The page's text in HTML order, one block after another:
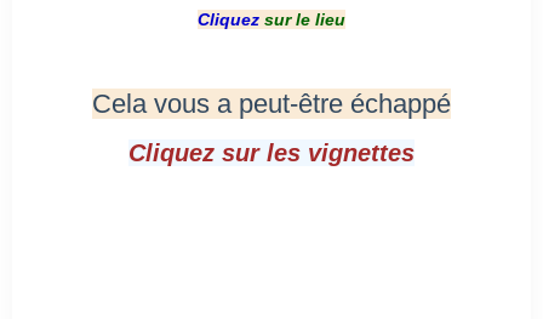
Cliquez sur le lieu
Cela vous a peut-être échappé
Cliquez sur les vignettes